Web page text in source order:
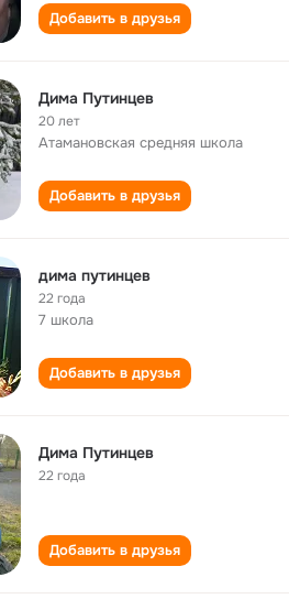
Добавить в друзья
Дима Путинцев
20 лет
Атамановская cредняя школа
Добавить в друзья
дима путинцев
22 года
7 школа
Добавить в друзья
Дима Путинцев
22 года
Добавить в друзья